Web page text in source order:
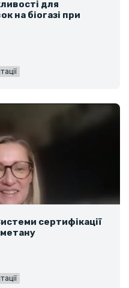
для
на біогазі при
сертифікації